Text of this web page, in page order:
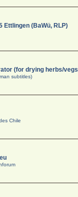
Ettlingen (BaWü, RLP)
(for drying herbs/
subtitles)
Chile